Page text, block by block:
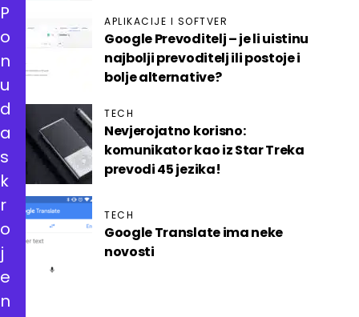
APLIKACIJE I SOFTVER
Google Prevoditelj – je li uistinu
najbolji prevoditelj ili postoje i
bolje alternative?
TECH
Nevjerojatno korisno:
komunikator kao iz Star Treka
prevodi 45 jezika!
TECH
Google Translate ima neke
novosti
P
o
n
u
d
a
s
k
r
o
j
e
n